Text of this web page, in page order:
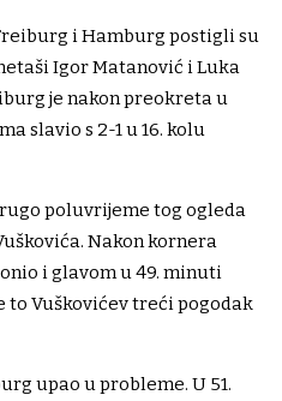
i Hamburg postigli su
Igor Matanović i Luka
je nakon preokreta u
slavio s 2-1 u 16. kolu
poluvrijeme tog ogleda
Nakon kornera
i glavom u 49. minuti
to Vuškovićev treći pogodak
upao u probleme. U 51.